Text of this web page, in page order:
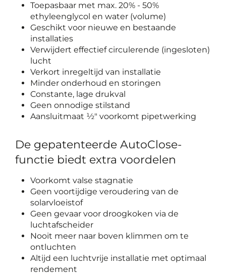
Toepasbaar met max. 20% - 50%
ethyleenglycol en water (volume)
Geschikt voor nieuwe en bestaande
installaties
Verwijdert effectief circulerende (ingesloten)
lucht
Verkort inregeltijd van installatie
Minder onderhoud en storingen
Constante, lage drukval
Geen onnodige stilstand
Aansluitmaat ½" voorkomt pipetwerking
De gepatenteerde AutoClose-
functie biedt extra voordelen
Voorkomt valse stagnatie
Geen voortijdige veroudering van de
solarvloeistof
Geen gevaar voor droogkoken via de
luchtafscheider
Nooit meer naar boven klimmen om te
ontluchten
Altijd een luchtvrije installatie met optimaal
rendement